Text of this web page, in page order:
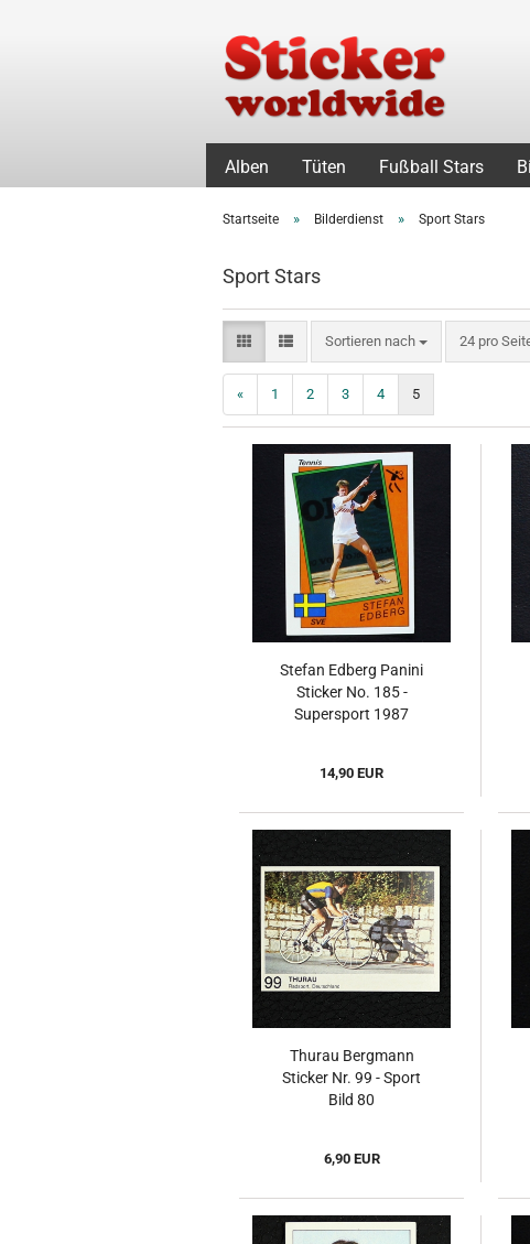
Alben Tüten Fußball Stars
Startseite » Bilderdienst » Sport Stars
Sport Stars
Sortieren nach
Sortieren nach 24 pro
pro Seite
« 1 2 3 4 5
Stefan Edberg Panini
Sticker No. 185 -
Supersport 1987
14,90 EUR
Thurau Bergmann
Sticker Nr. 99 - Sport
Bild 80
6,90 EUR